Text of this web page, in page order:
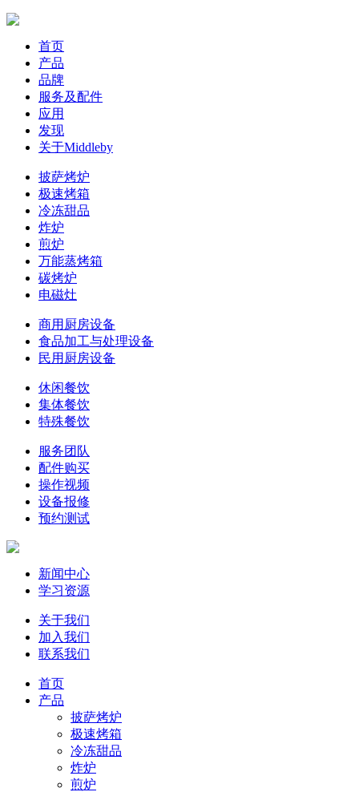
首页
产品
品牌
服务及配件
应用
发现
关于Middleby
披萨烤炉
极速烤箱
冷冻甜品
炸炉
煎炉
万能蒸烤箱
碳烤炉
电磁灶
商用厨房设备
食品加工与处理设备
民用厨房设备
休闲餐饮
集体餐饮
特殊餐饮
服务团队
配件购买
操作视频
设备报修
预约测试
新闻中心
学习资源
关于我们
加入我们
联系我们
首页
产品
披萨烤炉
极速烤箱
冷冻甜品
炸炉
煎炉